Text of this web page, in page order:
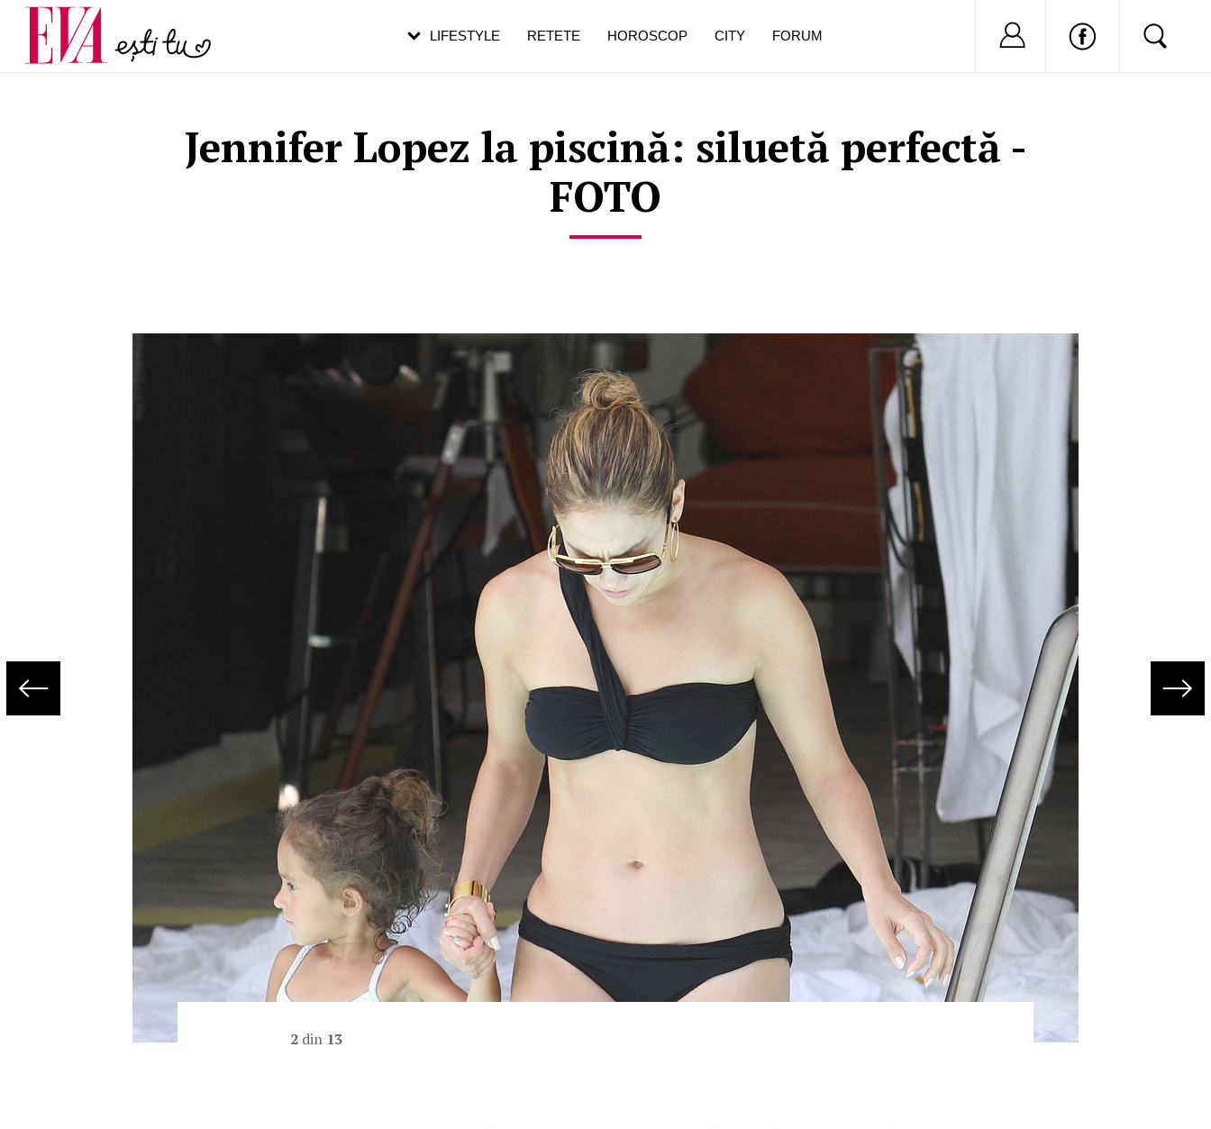
Jennifer Lopez la piscină: siluetă perfectă -
FOTO
2 din 13
LIFESTYLE RETETE HOROSCOP CITY FORUM Nu ai cont?
Carieră
Actualitate
pe măsură ce înaintezi în vârstă
de dureroasă este investigația